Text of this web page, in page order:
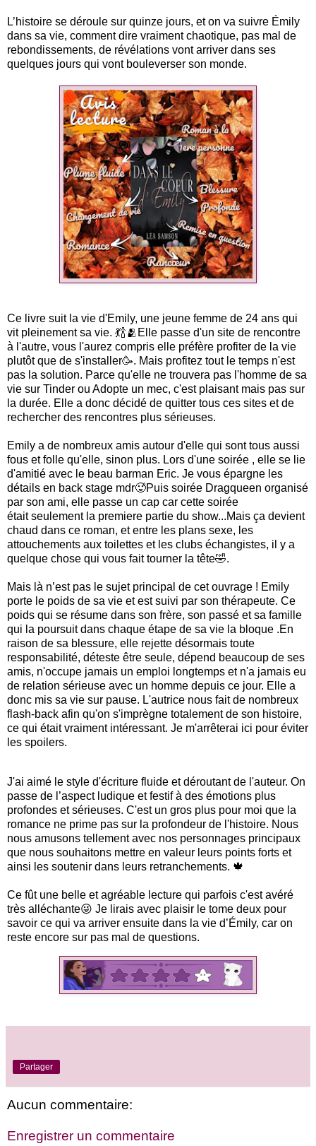
L’histoire se déroule sur quinze jours, et on va suivre Émily
dans sa vie, comment dire vraiment chaotique, pas mal de
rebondissements, de révélations vont arriver dans ses
quelques jours qui vont bouleverser son monde.
Ce livre suit la vie d'Emily, une jeune femme de 24 ans qui
vit pleinement sa vie. 💃🍾🫂Elle passe d'un site de rencontre
à l'autre, vous l'aurez compris elle préfère profiter de la vie
plutôt que de s'installer🥳. Mais profitez tout le temps n'est
pas la solution. Parce qu'elle ne trouvera pas l'homme de sa
vie sur Tinder ou Adopte un mec, c'est plaisant mais pas sur
la durée. Elle a donc décidé de quitter tous ces sites et de
rechercher des rencontres plus sérieuses.
Emily a de nombreux amis autour d'elle qui sont tous aussi
fous et folle qu'elle, sinon plus. Lors d'une soirée , elle se lie
d'amitié avec le beau barman Eric. Je vous épargne les
détails en back stage mdr🥵Puis soirée Dragqueen organisé
par son ami, elle passe un cap car cette soirée
était seulement la premiere partie du show...Mais ça devient
chaud dans ce roman, et entre les plans sexe, les
attouchements aux toilettes et les clubs échangistes, il y a
quelque chose qui vous fait tourner la tête🤣.
Mais là n’est pas le sujet principal de cet ouvrage ! Emily
porte le poids de sa vie et est suivi par son thérapeute. Ce
poids qui se résume dans son frère, son passé et sa famille
qui la poursuit dans chaque étape de sa vie la bloque .En
raison de sa blessure, elle rejette désormais toute
responsabilité, déteste être seule, dépend beaucoup de ses
amis, n'occupe jamais un emploi longtemps et n'a jamais eu
de relation sérieuse avec un homme depuis ce jour. Elle a
donc mis sa vie sur pause. L'autrice nous fait de nombreux
flash-back afin qu'on s'imprègne totalement de son histoire,
ce qui était vraiment intéressant. Je m'arrêterai ici pour éviter
les spoilers.
J'ai aimé le style d'écriture fluide et déroutant de l'auteur. On
passe de l’aspect ludique et festif à des émotions plus
profondes et sérieuses. C'est un gros plus pour moi que la
romance ne prime pas sur la profondeur de l'histoire. Nous
nous amusons tellement avec nos personnages principaux
que nous souhaitons mettre en valeur leurs points forts et
ainsi les soutenir dans leurs retranchements. 🍁
Ce fût une belle et agréable lecture qui parfois c'est avéré
très alléchante😜 Je lirais avec plaisir le tome deux pour
savoir ce qui va arriver ensuite dans la vie d’Émily, car on
reste encore sur pas mal de questions.
Partager
Aucun commentaire:
Enregistrer un commentaire